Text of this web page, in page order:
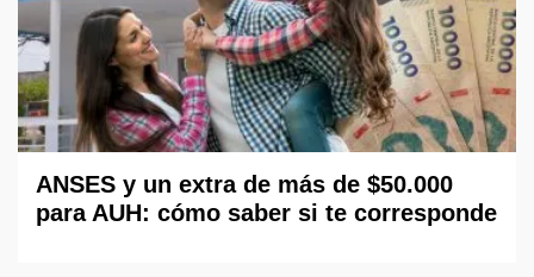
ANSES y un extra de más de $50.000
para AUH: cómo saber si te corresponde